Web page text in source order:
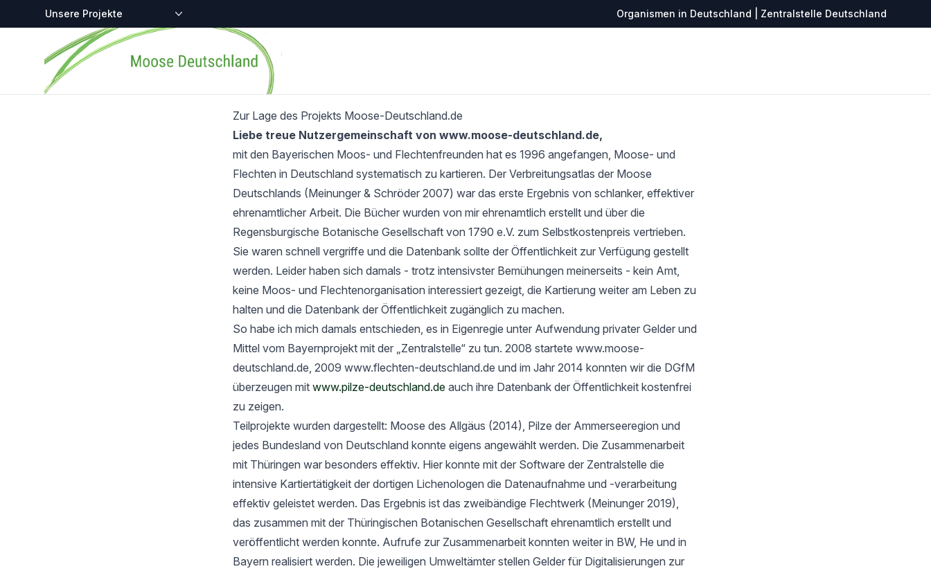
Zentralstellen-Projekte Organismen in Deutschland | Zentralstelle Deutschland
Startseite
Zur Lage des Projekts Moose-Deutschland.de
Liebe treue Nutzergemeinschaft von www.moose-deutschland.de,
mit den Bayerischen Moos- und Flechtenfreunden hat es 1996 angefangen, Moose- und
Flechten in Deutschland systematisch zu kartieren. Der Verbreitungsatlas der Moose
Deutschlands (Meinunger & Schröder 2007) war das erste Ergebnis von schlanker, effektiver
ehrenamtlicher Arbeit. Die Bücher wurden von mir ehrenamtlich erstellt und über die
Regensburgische Botanische Gesellschaft von 1790 e.V. zum Selbstkostenpreis vertrieben.
Sie waren schnell vergriffe und die Datenbank sollte der Öffentlichkeit zur Verfügung gestellt
werden. Leider haben sich damals - trotz intensivster Bemühungen meinerseits - kein Amt,
keine Moos- und Flechtenorganisation interessiert gezeigt, die Kartierung weiter am Leben zu
halten und die Datenbank der Öffentlichkeit zugänglich zu machen.
So habe ich mich damals entschieden, es in Eigenregie unter Aufwendung privater Gelder und
Mittel vom Bayernprojekt mit der „Zentralstelle“ zu tun. 2008 startete www.moose-
deutschland.de, 2009 www.flechten-deutschland.de und im Jahr 2014 konnten wir die DGfM
überzeugen mit www.pilze-deutschland.de auch ihre Datenbank der Öffentlichkeit kostenfrei
zu zeigen.
Teilprojekte wurden dargestellt: Moose des Allgäus (2014), Pilze der Ammerseeregion und
jedes Bundesland von Deutschland konnte eigens angewählt werden. Die Zusammenarbeit
mit Thüringen war besonders effektiv. Hier konnte mit der Software der Zentralstelle die
intensive Kartiertätigkeit der dortigen Lichenologen die Datenaufnahme und -verarbeitung
effektiv geleistet werden. Das Ergebnis ist das zweibändige Flechtwerk (Meinunger 2019),
das zusammen mit der Thüringischen Botanischen Gesellschaft ehrenamtlich erstellt und
veröffentlicht werden konnte. Aufrufe zur Zusammenarbeit konnten weiter in BW, He und in
Bayern realisiert werden. Die jeweiligen Umweltämter stellen Gelder für Digitalisierungen zur